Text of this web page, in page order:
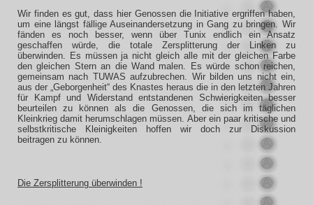
Wir finden es gut, dass hier Genossen die Initiative ergriffen haben,
um eine längst fällige Auseinandersetzung in Gang zu bringen. Wir
fänden es noch besser, wenn über Tunix endlich ein Ansatz
geschaffen würde, die totale Zersplitterung der Linken zu
überwinden. Es müssen ja nicht gleich alle mit der gleichen Farbe
den gleichen Stern an die Wand malen. Es würde schon reichen,
gemeinsam nach TUWAS aufzubrechen. Wir bilden uns nicht ein,
aus der „Geborgenheit“ des Knastes heraus die in den letzten Jahren
für Kampf und Widerstand entstandenen Schwierigkeiten besser
beurteilen zu können als die Genossen, die sich im täglichen
Kleinkrieg damit herumschlagen müssen. Aber ein paar kritische und
selbstkritische Kleinigkeiten hoffen wir doch zur Diskussion
beitragen zu können.
Die Zersplitterung überwinden !